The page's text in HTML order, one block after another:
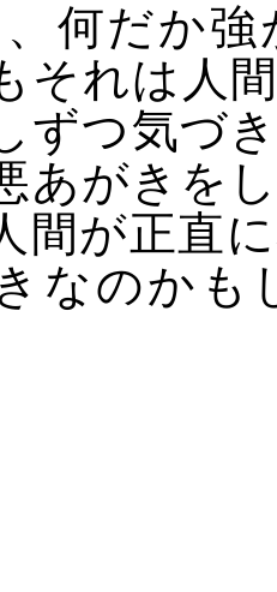
何だか
それは人
ずつ気づ
あがきを
間が正直
なのかも